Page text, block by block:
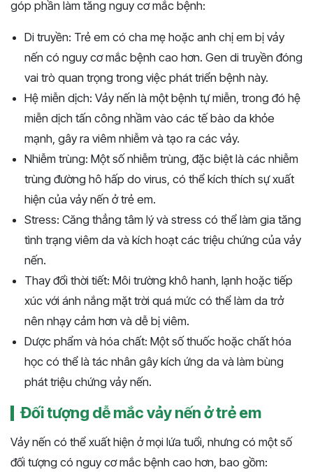
góp phần làm tăng nguy cơ mắc bệnh:
Di truyền: Trẻ em có cha mẹ hoặc anh chị em bị vảy
nến có nguy cơ mắc bệnh cao hơn. Gen di truyền đóng
vai trò quan trọng trong việc phát triển bệnh này.
Hệ miễn dịch: Vảy nến là một bệnh tự miễn, trong đó hệ
miễn dịch tấn công nhầm vào các tế bào da khỏe
mạnh, gây ra viêm nhiễm và tạo ra các vảy.
Nhiễm trùng: Một số nhiễm trùng, đặc biệt là các nhiễm
trùng đường hô hấp do virus, có thể kích thích sự xuất
hiện của vảy nến ở trẻ em.
Stress: Căng thẳng tâm lý và stress có thể làm gia tăng
tình trạng viêm da và kích hoạt các triệu chứng của vảy
nến.
Thay đổi thời tiết: Môi trường khô hanh, lạnh hoặc tiếp
xúc với ánh nắng mặt trời quá mức có thể làm da trở
nên nhạy cảm hơn và dễ bị viêm.
Dược phẩm và hóa chất: Một số thuốc hoặc chất hóa
học có thể là tác nhân gây kích ứng da và làm bùng
phát triệu chứng vảy nến.
Đối tượng dễ mắc vảy nến ở trẻ em
Vảy nến có thể xuất hiện ở mọi lứa tuổi, nhưng có một số
đối tượng có nguy cơ mắc bệnh cao hơn, bao gồm: